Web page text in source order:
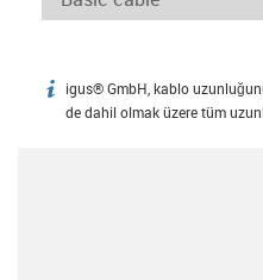
igus-icon-info
igus® GmbH, kablo
de dahil olmak üzere tüm